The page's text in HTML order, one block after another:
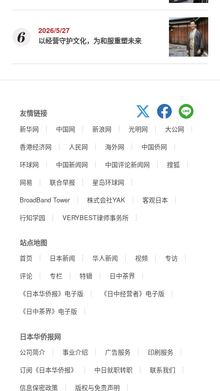
2026/5/27
以经营守护文化，为和服重塑未来
友情链接
新华网 中国网 新浪网 光明网
大公网
香港经济网
人民网 海外网
中国侨网
环球网
中国新闻网 中国评论新闻网
搜狐
网易
联合早报
星岛环球网
BroadBand Tower
株式会社YAK
客观日本
行知学园
VERYBEST律师事务所
站点地图
首页 日本新闻 华人新闻 视频
专访
评论
专栏 特辑
日中茶界
《日本华侨报》电子版
《日中经营者》电子版
《日中茶界》电子版
日本华侨报网
公司简介 事业介绍 广告服务
印刷服务
订阅《日本华侨报》
中日就职转职
联系我们
信息保密政策
版权与免责声明